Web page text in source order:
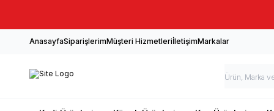
AnasayfaSiparişlerimMüşteri HizmetleriİletişimMarkalar